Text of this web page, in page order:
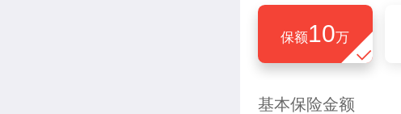
保额10万
基本保险金额